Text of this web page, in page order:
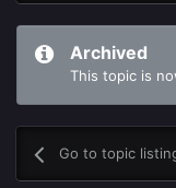
Archived
This topic is
Go to topic